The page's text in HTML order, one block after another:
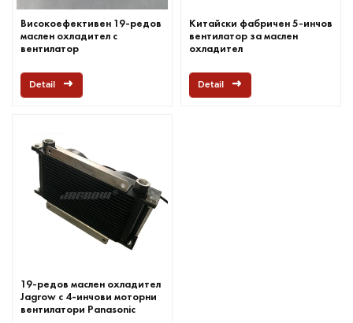
Високоефективен 19-редов
маслен охладител с
вентилатор
Detail
Китайски фабричен 5-инчов
вентилатор за маслен
охладител
Detail
19-редов маслен охладител
Jagrow с 4-инчови моторни
вентилатори Panasonic